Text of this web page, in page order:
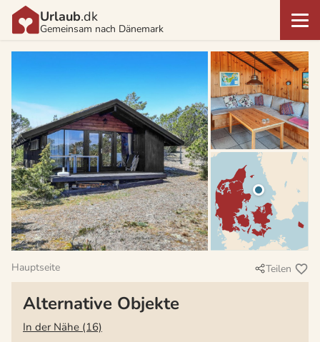
Urlaub.dk
Gemeinsam nach Dänemark
Hauptseite Teilen
Alternative Objekte
In der Nähe (16)